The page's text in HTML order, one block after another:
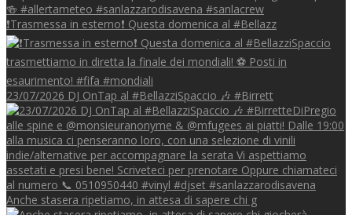
❗Trasmessa in esterno❗ Questa domenica al #Bellazz
23/07/2026 DJ OnTap al #BellazziSpaccio 🎶 #Birrett
Anche stasera ripetiamo, in attesa di sapere chi g